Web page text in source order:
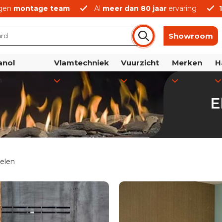
montage team Al meer dan 80 jaar ervaring
Showroom
Vlamtechniek Vuurzicht Merken